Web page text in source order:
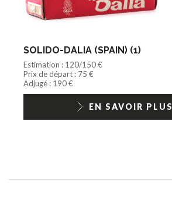
SOLIDO-DALIA (SPAIN) (1)
Estimation : 120/150 €
Prix de départ : 75 €
Adjugé : 190 €
EN SAVOIR PLUS